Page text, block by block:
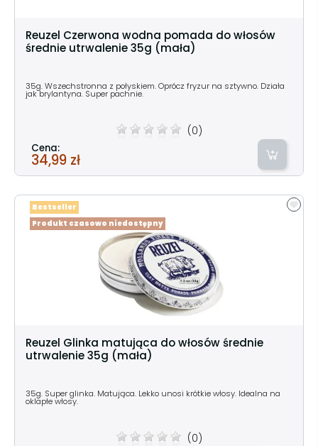
Reuzel Czerwona wodna pomada do włosów
średnie utrwalenie 35g (mała)
35g. Wszechstronna z połyskiem. Oprócz fryzur na sztywno. Działa
jak brylantyna. Super pachnie.
(0)
Cena:
34,99 zł
Reuzel Glinka matująca do włosów średnie
utrwalenie 35g (mała)
35g. Super glinka. Matująca. Lekko unosi krótkie włosy. Idealna na
oklapłe włosy.
(0)
Produkt czasowo niedostępny
Bestseller